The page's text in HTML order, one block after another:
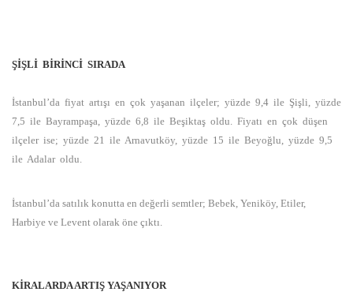
ŞİŞLİ BİRİNCİ SIRADA
İstanbul’da fiyat artışı en çok yaşanan ilçeler; yüzde 9,4 ile Şişli, yüzde
7,5 ile Bayrampaşa, yüzde 6,8 ile Beşiktaş oldu. Fiyatı en çok düşen
ilçeler ise; yüzde 21 ile Arnavutköy, yüzde 15 ile Beyoğlu, yüzde 9,5
ile Adalar oldu.
İstanbul’da satılık konutta en değerli semtler; Bebek, Yeniköy, Etiler,
Harbiye ve Levent olarak öne çıktı.
KİRALARDA ARTIŞ YAŞANIYOR